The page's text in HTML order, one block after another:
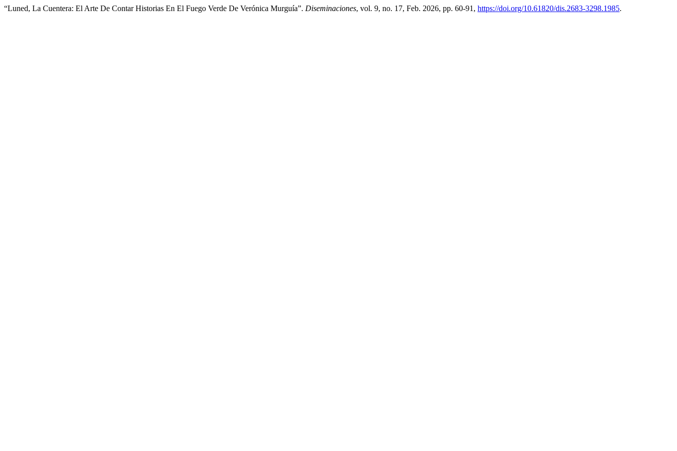
“Luned, La Cuentera: El Arte De Contar Historias En El Fuego Verde De Verónica Murguía”. Diseminaciones, vol. 9, no. 17, Feb. 2026, pp. 60-91, https://doi.org/10.61820/dis.2683-3298.1985.